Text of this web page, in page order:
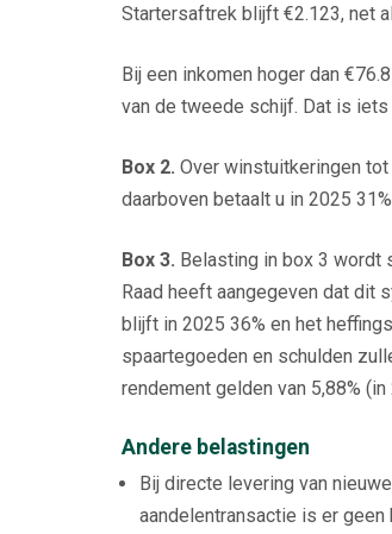
Startersaftrek blijft €2.123, net
Bij een inkomen hoger dan
van de tweede schijf. Dat is iets
Box 2. Over winstuitkeringen
daarboven betaalt u in 2025
Box 3. Belasting in box 3 wordt
Raad heeft aangegeven dat dit
blijft in 2025 36% en het
spaartegoeden en schulden
rendement gelden van 5,88% (in
Andere belastingen
Bij directe levering van
aandelentransactie is er